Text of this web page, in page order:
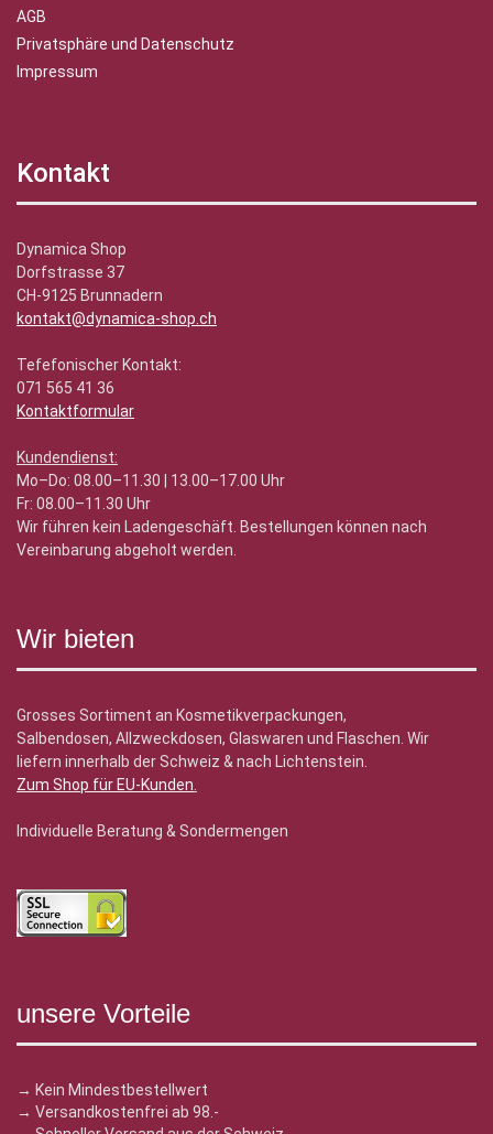
AGB
Privatsphäre und Datenschutz
Impressum
Kontakt
Dynamica Shop
Dorfstrasse 37
CH-9125 Brunnadern
kontakt@dynamica-shop.ch
Tefefonischer Kontakt:
071 565 41 36
Kontaktformular
Kundendienst:
Mo–Do: 08.00–11.30 | 13.00–17.00 Uhr
Fr: 08.00–11.30 Uhr
Wir führen kein Ladengeschäft. Bestellungen können nach
Vereinbarung abgeholt werden.
Wir bieten
Grosses Sortiment an Kosmetikverpackungen,
Salbendosen, Allzweckdosen, Glaswaren und Flaschen. Wir
liefern innerhalb der Schweiz & nach Lichtenstein.
Zum Shop für EU-Kunden.
Individuelle Beratung & Sondermengen
unsere Vorteile
→ Kein Mindestbestellwert
→ Versandkostenfrei ab 98.-